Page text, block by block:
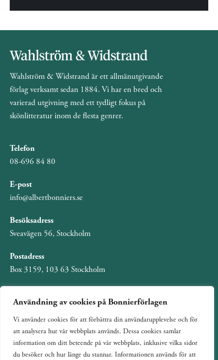
Användning av cookies på Bonnierförlagen
Vi använder cookies för att förbättra din användarupplevelse och för
att analysera hur vår webbplats används. Dessa cookies samlar
information om ditt beteende på vår webbplats, inklusive vilka sidor
du besöker och hur länge du stannar. Informationen används för att
Wahlström & Widstrand är ett allmänutgivande
förlag verksamt sedan 1884. Vi har en bred och
varierad utgivning med ett tydligt fokus på
skönlitteratur inom de flesta genrer.
Telefon
08-696 84 80
E-post
info@albertbonniers.se
Besöksadress
Sveavägen 56, Stockholm
Postadress
Box 3159, 103 63 Stockholm
Om Bonnierförlagen
Cookies